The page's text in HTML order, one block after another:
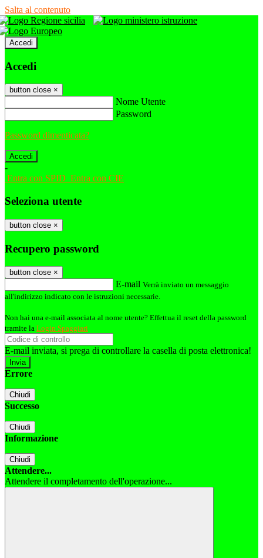
Salta al contenuto
Accedi
Accedi
button close ×
Nome Utente
Password
Password dimenticata?
-
Entra con SPID Entra con CIE
Seleziona utente
button close ×
Recupero password
button close ×
E-mail Verrà inviato un messaggio
all'indirizzo indicato con le istruzioni necessarie.
Non hai una e-mail associata al nome utente? Effettua il reset della password
tramite la Login Spaggiari
E-mail inviata, si prega di controllare la casella di posta elettronica!
Errore
Chiudi
Successo
Chiudi
Informazione
Chiudi
Attendere...
Attendere il completamento dell'operazione...